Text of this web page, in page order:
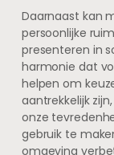
Daarnaast kan
persoonlijke
presenteren in
harmonie dat
helpen om
aantrekkelijk
onze
gebruik te
omgeving